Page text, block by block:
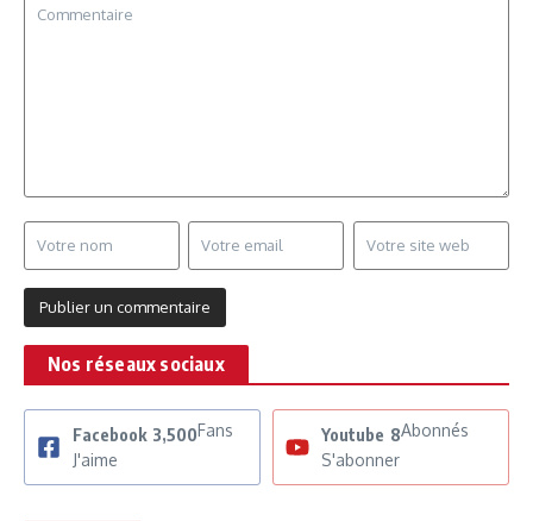
Nos réseaux sociaux
Facebook 3,500Fans
J'aime
Youtube 8Abonnés
S'abonner